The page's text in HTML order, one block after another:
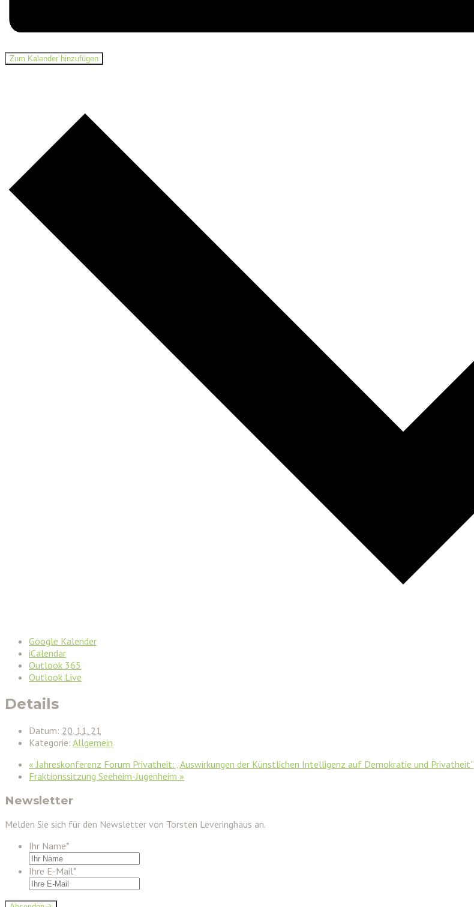
Zum Kalender hinzufügen
Google Kalender
iCalendar
Outlook 365
Outlook Live
Details
Datum: 20. 11. 21
Kategorie: Allgemein
« Jahreskonferenz Forum Privatheit: „Auswirkungen der Künstlichen Intelligenz auf Demokratie und Privatheit”
Fraktionssitzung Seeheim-Jugenheim »
Newsletter
Melden Sie sich für den Newsletter von Torsten Leveringhaus an.
Ihr Name*
Ihre E-Mail*